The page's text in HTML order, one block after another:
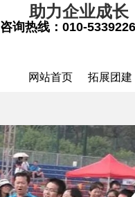
助力企业成
咨询热线： 010-
网站首页 拓展团建